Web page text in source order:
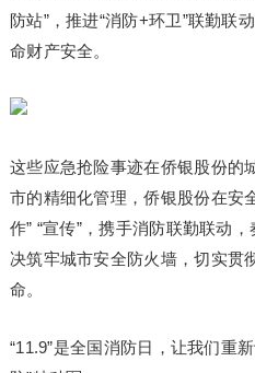
防站”，推进“消防+环卫”联勤联
命财产安全。
这些应急抢险事迹在侨银股份的
市的精细化管理，侨银股份在安
作” “宣传”，携手消防联勤联动
决筑牢城市安全防火墙，切实贯
命。
“11.9”是全国消防日，让我们重